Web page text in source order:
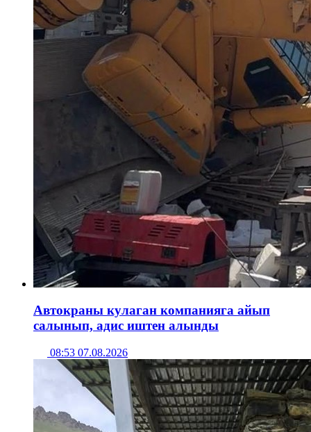
Автокраны кулаган компанияга айып
салынып, адис иштен алынды
08:53 07.08.2026